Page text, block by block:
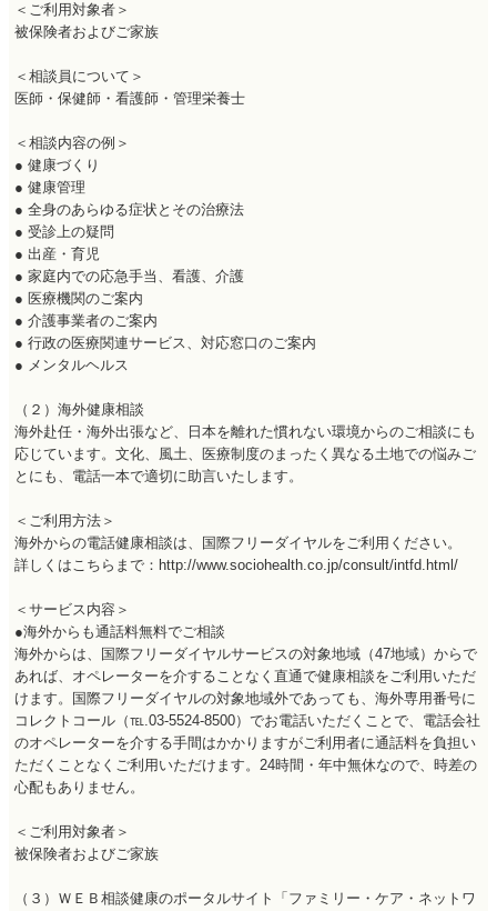
＜ご利用対象者＞
被保険者およびご家族
＜相談員について＞
医師・保健師・看護師・管理栄養士
＜相談内容の例＞
● 健康づくり
● 健康管理
● 全身のあらゆる症状とその治療法
● 受診上の疑問
● 出産・育児
● 家庭内での応急手当、看護、介護
● 医療機関のご案内
● 介護事業者のご案内
● 行政の医療関連サービス、対応窓口のご案内
● メンタルヘルス
（２）海外健康相談
海外赴任・海外出張など、日本を離れた慣れない環境からのご相談にも
応じています。文化、風土、医療制度のまったく異なる土地での悩みご
とにも、電話一本で適切に助言いたします。
＜ご利用方法＞
海外からの電話健康相談は、国際フリーダイヤルをご利用ください。
詳しくはこちらまで：http://www.sociohealth.co.jp/consult/intfd.html/
＜サービス内容＞
●海外からも通話料無料でご相談
海外からは、国際フリーダイヤルサービスの対象地域（47地域）からで
あれば、オペレーターを介することなく直通で健康相談をご利用いただ
けます。国際フリーダイヤルの対象地域外であっても、海外専用番号に
コレクトコール（℡.03-5524-8500）でお電話いただくことで、電話会社
のオペレーターを介する手間はかかりますがご利用者に通話料を負担い
ただくことなくご利用いただけます。24時間・年中無休なので、時差の
心配もありません。
＜ご利用対象者＞
被保険者およびご家族
（３）ＷＥＢ相談健康のポータルサイト「ファミリー・ケア・ネットワ